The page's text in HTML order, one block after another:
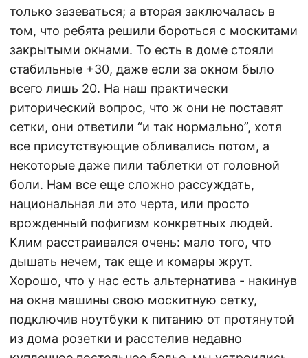
только зазеваться; а вторая заключалась в
том, что ребята решили бороться с москитами
закрытыми окнами. То есть в доме стояли
стабильные +30, даже если за окном было
всего лишь 20. На наш практически
риторический вопрос, что ж они не поставят
сетки, они ответили “и так нормально”, хотя
все присутствующие обливались потом, а
некоторые даже пили таблетки от головной
боли. Нам все еще сложно рассуждать,
национальная ли это черта, или просто
врожденный пофигизм конкретных людей.
Клим расстраивался очень: мало того, что
дышать нечем, так еще и комары жрут.
Хорошо, что у нас есть альтернатива - накинув
на окна машины свою москитную сетку,
подключив ноутбуки к питанию от протянутой
из дома розетки и расстелив недавно